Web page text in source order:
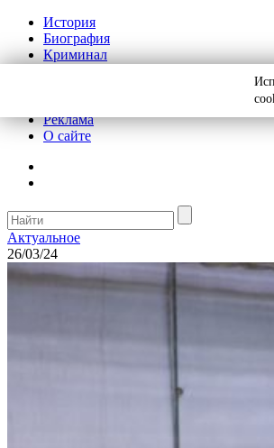
История
Биография
Криминал
Реклама
О сайте
Актуальное
26/03/24